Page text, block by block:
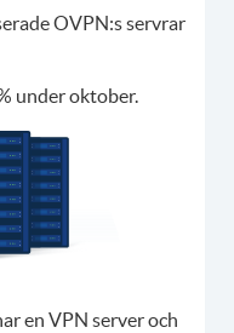
OVPN:s servrar
under oktober.
en VPN server och